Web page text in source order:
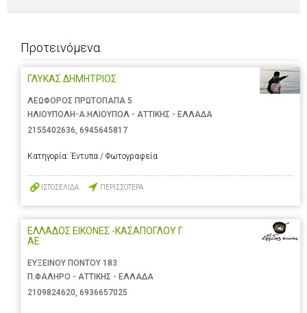
Προτεινόμενα
ΓΛΥΚΑΣ ΔΗΜΗΤΡΙΟΣ
ΛΕΩΦΟΡΟΣ ΠΡΩΤΟΠΑΠΑ 5
ΗΛΙΟΥΠΟΛΗ-Α.ΗΛΙΟΥΠΟΛ - ΑΤΤΙΚΗΣ - ΕΛΛΑΔΑ
2155402636, 6945645817
Κατηγορία: Έντυπα / Φωτογραφεία
ΙΣΤΟΣΕΛΙΔΑ ΠΕΡΙΣΣΟΤΕΡΑ
ΕΛΛΑΔΟΣ ΕΙΚΟΝΕΣ -ΚΑΣΑΠΟΓΛΟΥ Γ
ΑΕ
ΕΥΞΕΙΝΟΥ ΠΟΝΤΟΥ 183
Π.ΦΑΛΗΡΟ - ΑΤΤΙΚΗΣ - ΕΛΛΑΔΑ
2109824620, 6936657025